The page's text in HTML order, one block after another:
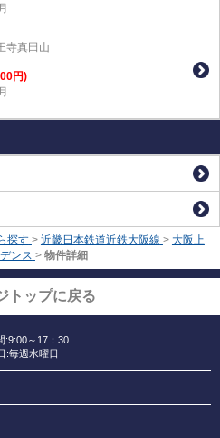
寺真田山
円)
探す > 近畿日本鉄道近鉄大阪線 > 大阪上
ンス > 物件詳細
トップに戻る
:9:00～17：30
:毎週水曜日